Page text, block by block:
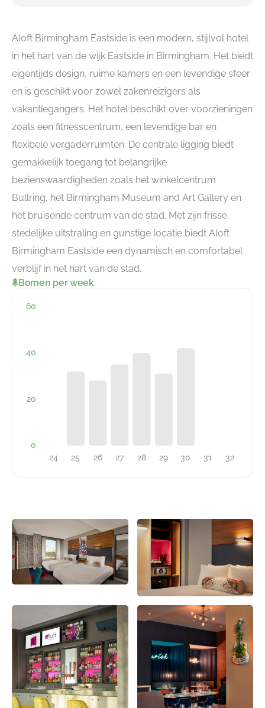
Aloft Birmingham Eastside is een modern, stijlvol hotel
in het hart van de wijk Eastside in Birmingham. Het biedt
eigentijds design, ruime kamers en een levendige sfeer
en is geschikt voor zowel zakenreizigers als
vakantiegangers. Het hotel beschikt over voorzieningen
zoals een fitnesscentrum, een levendige bar en
flexibele vergaderruimten. De centrale ligging biedt
gemakkelijk toegang tot belangrijke
bezienswaardigheden zoals het winkelcentrum
Bullring, het Birmingham Museum and Art Gallery en
het bruisende centrum van de stad. Met zijn frisse,
stedelijke uitstraling en gunstige locatie biedt Aloft
Birmingham Eastside een dynamisch en comfortabel
verblijf in het hart van de stad.
Bomen per week